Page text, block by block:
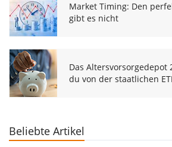
Market Timing: Den
gibt es nicht
Das Altersvorsorgedepot
du von der staatlichen
Beliebte Artikel